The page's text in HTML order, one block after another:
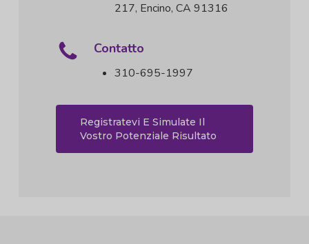
217, Encino, CA 91316
Contatto
310-695-1997
Registratevi E Simulate Il
Vostro Potenziale Risultato